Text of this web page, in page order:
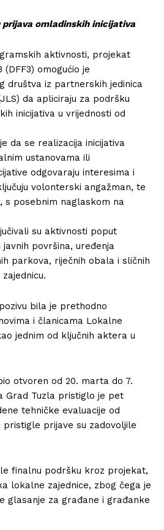
omladinskih inicijativa
aktivnosti, projekat
omogućio je
društva iz partnerskih jedinica
da apliciraju za podršku
inicijativa u vrijednosti od
da se realizacija inicijativa
ustanovama ili
odgovaraju interesima i
volonterski angažman, te
s posebnim naglaskom na
su aktivnosti poput
površina, uređenja
parkova, riječnih obala i sličnih
bila je prethodno
i članicama Lokalne
jednim od ključnih aktera u
otvoren od 20. marta do 7.
Grad Tuzla pristiglo je pet
tehničke evaluacije od
pristigle prijave su zadovoljile
finalnu podršku kroz projekat,
lokalne zajednice, zbog čega je
glasanje za građane i građanke